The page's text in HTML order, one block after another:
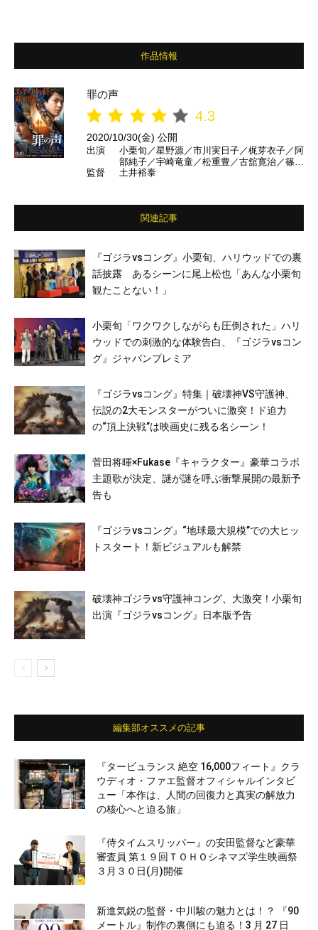
作品情報
罪の声
4.3
2020/10/30(金) 公開
出演
小栗旬／星野源／市川実日子／梶芽衣子／阿
部純子／宇崎竜童／松重豊／古舘寛治／篠原
ゆき子／原菜乃華／火野正平／正司照枝 ほ
監督 土井裕泰
関連記事
『ゴジラvsコング』小栗旬、ハリウッドでの裏
話披露 あるシーンに尾上松也「あんな小栗旬
観たことない！」
小栗旬「ワクワクしながらも圧倒された」ハリ
ウッドでの刺激的な体験告白、『ゴジラvsコン
グ』ジャパンプレミア
『ゴジラvsコング』特集｜破壊神VS守護神、
伝説の2大モンスターがついに激突！ド迫力
の“頂上決戦”は映画史に残る名シーン！
菅田将暉×Fukase『キャラクター』豪華コラボ
主題歌が決定、謎が謎を呼ぶ衝撃展開の最新予
告も
『ゴジラvsコング』“地球最大規模”での大ヒッ
トスタート！新ビジュアルも解禁
破壊神ゴジラvs守護神コング、大激突！小栗旬
出演『ゴジラvsコング』日本版予告
編集部オススメの記事
『タービュランス 絶空 16,000フィート』クラ
ウディオ・ファエ監督オフィシャルインタビ
ュー「本作は、人間の回復力と真実の解放力
の核心へと迫る旅」
『侍タイムスリッパー』の安田監督など豪華
審査員 第１９回ＴＯＨＯシネマズ学生映画祭
３月３０日(月)開催
新進気鋭の監督・中川駿の魅力とは！？ 『90
メートル』制作の裏側にも迫る！3 月 27 日